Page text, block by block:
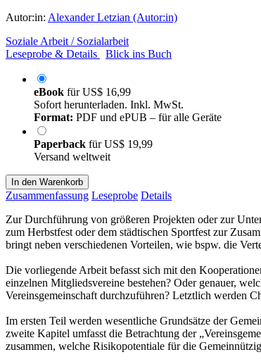
Autor:in: Alexander Letzian (Autor:in)
Soziale Arbeit / Sozialarbeit
Leseprobe & Details
Blick ins Buch
eBook fürUS$ 16,99
Sofort herunterladen. Inkl. MwSt.
Format: PDF und ePUB – für alle Geräte
Paperback fürUS$ 19,99
Versand weltweit
In den Warenkorb
Zusammenfassung Leseprobe Details
Zur Durchführung von größeren Projekten oder zur
zum Herbstfest oder dem städtischen Sportfest zur
bringt neben verschiedenen Vorteilen, wie bspw. die
Die vorliegende Arbeit befasst sich mit den
einzelnen Mitgliedsvereine bestehen? Oder genauer,
Vereinsgemeinschaft durchzuführen? Letztlich werden
Im ersten Teil werden wesentliche Grundsätze der
zweite Kapitel umfasst die Betrachtung der
zusammen, welche Risikopotentiale für die